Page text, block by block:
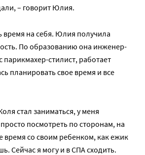
– говорит Юлия.
время на себя. Юлия получила
По образованию она инженер-
парикмахер-стилист, работает
планировать свое время и все
стал заниматься, у меня
посмотреть по сторонам, на
время со своим ребенком, как ежик
Сейчас я могу и в СПА сходить.